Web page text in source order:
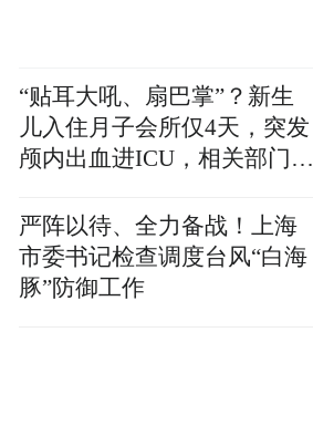
“贴耳大吼、扇巴掌”？新生
儿入住月子会所仅4天，突发
颅内出血进ICU，相关部门已
严阵以待、全力备战！上海
市委书记检查调度台风“白海
豚”防御工作